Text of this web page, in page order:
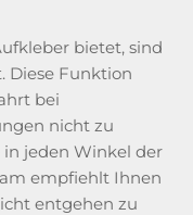
bietet, sind
Diese Funktion
bei
nicht zu
in jeden Winkel der
empfiehlt Ihnen
entgehen zu